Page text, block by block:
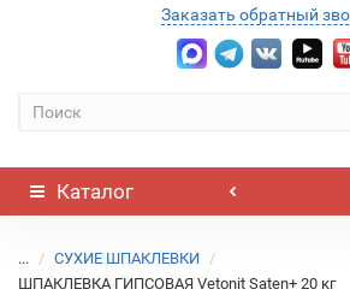
Заказать обратный
Каталог
...
СУХИЕ ШПАКЛЕВКИ
ШПАКЛЕВКА ГИПСОВАЯ Vetonit Saten+ 20 кг